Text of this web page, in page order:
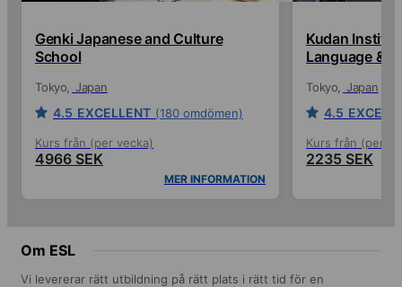
Genki Japanese and Culture
School
Tokyo Japan
4.5 EXCELLENT (180 omdömen)
Kurs från (per vecka)
4966 SEK
MER INFORMATION
Kudan
Language &
Tokyo Japan
4.5
Kurs från (per
2235 SEK
Om ESL
Vi levererar rätt utbildning på rätt plats i rätt tid för en